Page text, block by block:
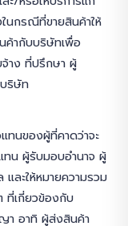
นกรณีที่ขายสินค้าให้
ากับบริษัทเพื่อ
จ้าง ที่ปรึกษา ผู้
ริษัท
ทนของผู้ที่คาดว่าจะ
ทน ผู้รับมอบอำนาจ ผู้
ละให้หมายความรวม
ที่เกี่ยวข้องกับ
า อาทิ ผู้ส่งสินค้า